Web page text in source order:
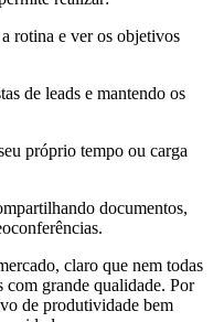
e ver os objetivos
de leads e mantendo os
próprio tempo ou carga
documentos,
claro que nem todas
com grande qualidade. Por
de produtividade bem